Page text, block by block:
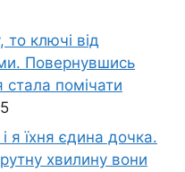
то ключі від
Повернувшись
помічати
я їхня єдина дочка.
хвилину вони